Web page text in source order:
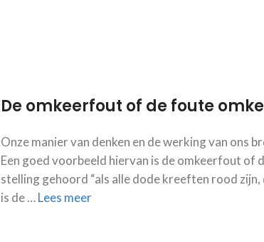
De omkeerfout of de foute
Onze manier van denken en de werking van ons
Een goed voorbeeld hiervan is de omkeerfout of
stelling gehoord “als alle dode kreeften rood
is de …Lees meer